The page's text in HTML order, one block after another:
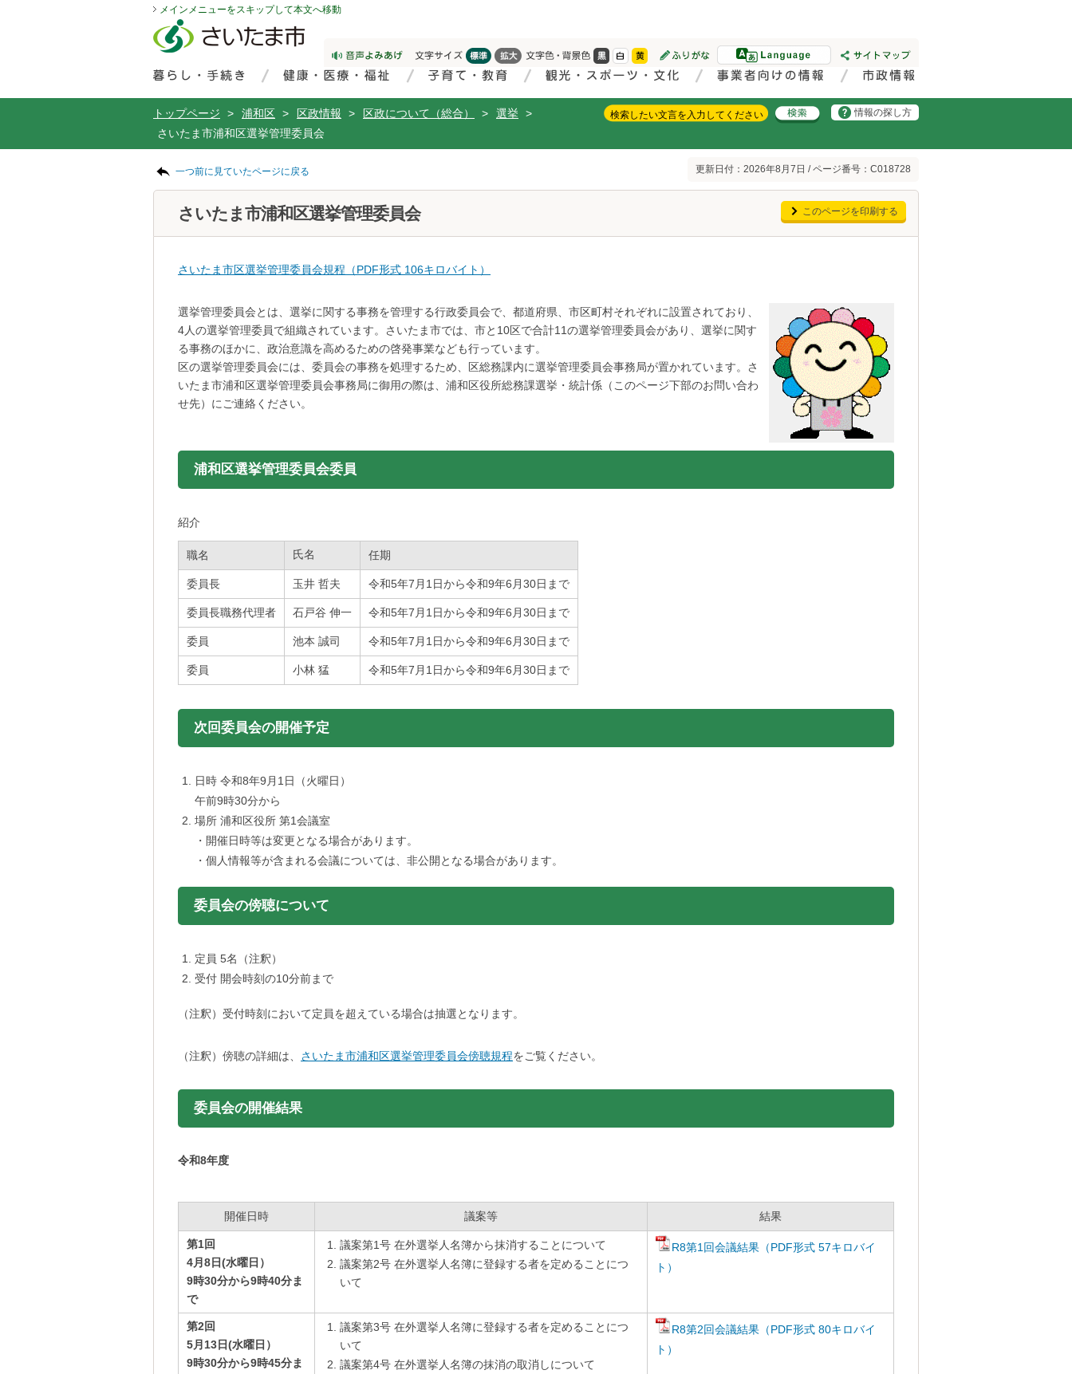
メインメニューをスキップして本文へ移動
トップページ > 浦和区 > 区政情報 > 区政について（総合） > 選挙
>
さいたま市浦和区選挙管理委員会
情報の探し方
一つ前に見ていたページに戻る 更新日付：2026年8月7日 / ページ番号：C018728
さいたま市浦和区選挙管理委員会 このページを印刷する
さいたま市区選挙管理委員会規程（PDF形式 106キロバイト）
選挙管理委員会とは、選挙に関する事務を管理する行政委員会で、都道府県、市区町村それぞれに設置されており、
4人の選挙管理委員で組織されています。さいたま市では、市と10区で合計11の選挙管理委員会があり、選挙に関す
る事務のほかに、政治意識を高めるための啓発事業なども行っています。
区の選挙管理委員会には、委員会の事務を処理するため、区総務課内に選挙管理委員会事務局が置かれています。さ
いたま市浦和区選挙管理委員会事務局に御用の際は、浦和区役所総務課選挙・統計係（このページ下部のお問い合わ
せ先）にご連絡ください。
浦和区選挙管理委員会委員
紹介
職名 氏名 任期
委員長 玉井 哲夫 令和5年7月1日から令和9年6月30日まで
委員長職務代理者 石戸谷 伸一 令和5年7月1日から令和9年6月30日まで
委員 池本 誠司 令和5年7月1日から令和9年6月30日まで
委員 小林 猛 令和5年7月1日から令和9年6月30日まで
次回委員会の開催予定
日時 令和8年9月1日（火曜日）
午前9時30分から
場所 浦和区役所 第1会議室
・開催日時等は変更となる場合があります。
・個人情報等が含まれる会議については、非公開となる場合があります。
委員会の傍聴について
定員 5名（注釈）
受付 開会時刻の10分前まで
（注釈）受付時刻において定員を超えている場合は抽選となります。
（注釈）傍聴の詳細は、 さいたま市浦和区選挙管理委員会傍聴規程をご覧ください。
委員会の開催結果
令和8年度
開催日時 議案等 結果
第1回
4月8日(水曜日 ）
9時30分から9時40分ま
で
議案第1号 在外選挙人名簿から抹消することについて
議案第2号 在外選挙人名簿に登録する者を定めることにつ
いて
R8第1回会議結果（PDF形式 57キロバイ
ト）
第2回
5月13日(水曜日 ）
9時30分から9時45分ま
議案第3号 在外選挙人名簿に登録する者を定めることにつ
いて
議案第4号 在外選挙人名簿の抹消の取消しについて
R8第2回会議結果（PDF形式 80キロバイ
ト）